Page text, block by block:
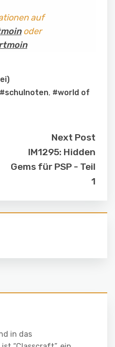
auf
oder
#schulnoten, #world of
Next Post
IM1295: Hidden
Gems für PSP - Teil
1
in das